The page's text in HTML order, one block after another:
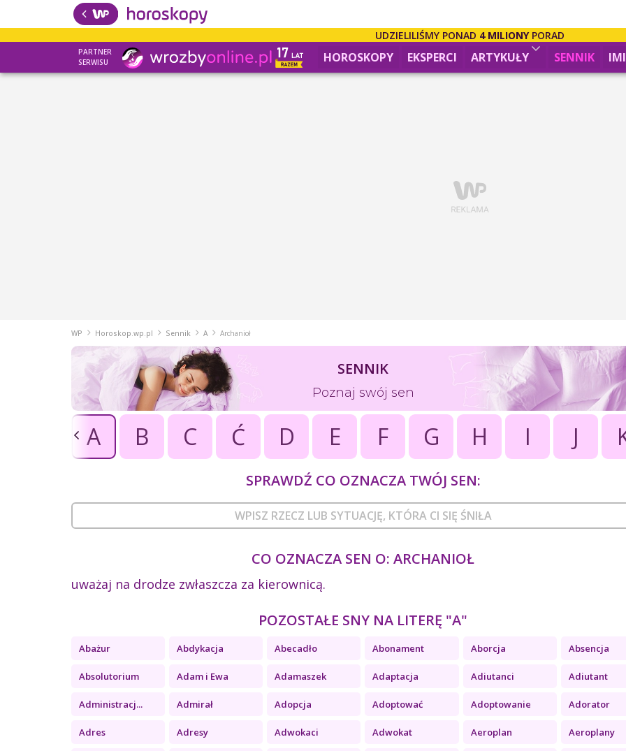
UDZIELILIŚMY PONAD 4 MILIONYPORAD
PARTNER
SERWISU
HOROSKOPY EKSPERCI ARTYKUŁY SENNIK
WP Horoskop.wp.pl Sennik A Archanioł
SENNIK
Poznaj swój sen
A B C Ć D E F G H I J
SPRAWDŹ CO OZNACZA TWÓJ SEN:
CO OZNACZA SEN O: ARCHANIOŁ
uważaj na drodze zwłaszcza za kierownicą.
POZOSTAŁE SNY NA LITERĘ "A"
Abażur Abdykacja Abecadło Abonament Aborcja Absencja
Absolutorium Adam i Ewa Adamaszek Adaptacja Adiutanci Adiutant
Administracj... Admirał Adopcja Adoptować Adoptowanie Adorator
Adres Adresy Adwokaci Adwokat Aeroplan Aeroplany